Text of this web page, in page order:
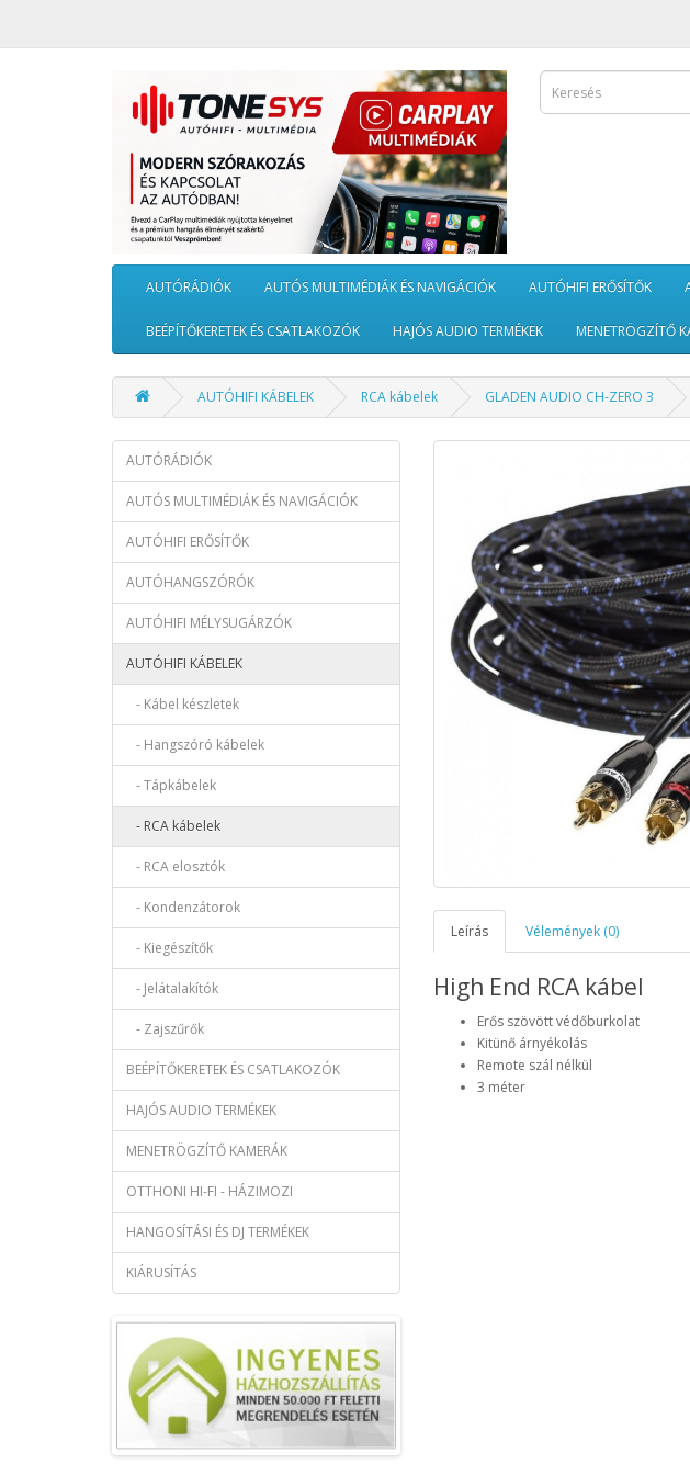
AUTÓRÁDIÓK AUTÓS MULTIMÉDIÁK ÉS NAVIGÁCIÓK AUTÓHIFI ERŐSÍTŐK
BEÉPÍTŐKERETEK ÉS CSATLAKOZÓK HAJÓS AUDIO TERMÉKEK MENETRÖGZÍTŐ
AUTÓHIFI KÁBELEK RCA kábelek GLADEN AUDIO CH-ZERO 3
AUTÓRÁDIÓK
AUTÓS MULTIMÉDIÁK ÉS NAVIGÁCIÓK
AUTÓHIFI ERŐSÍTŐK
AUTÓHANGSZÓRÓK
AUTÓHIFI MÉLYSUGÁRZÓK
AUTÓHIFI KÁBELEK
- Kábel készletek
- Hangszóró kábelek
- Tápkábelek
- RCA kábelek
- RCA elosztók
- Kondenzátorok
- Kiegészítők
- Jelátalakítók
- Zajszűrők
BEÉPÍTŐKERETEK ÉS CSATLAKOZÓK
HAJÓS AUDIO TERMÉKEK
MENETRÖGZÍTŐ KAMERÁK
OTTHONI HI-FI - HÁZIMOZI
HANGOSÍTÁSI ÉS DJ TERMÉKEK
KIÁRUSÍTÁS
Leírás Vélemények (0)
High End RCA kábel
Erős szövött védőburkolat
Kitünő árnyékolás
Remote szál nélkül
3 méter